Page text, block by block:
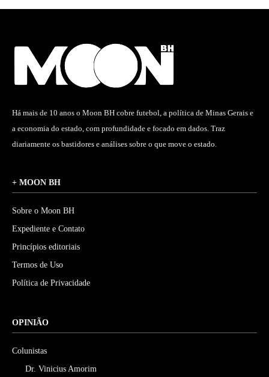
Há mais de 10 anos o Moon BH cobre futebol, a política de Minas Gerais e
a economia do estado, com profundidade e focado em dados. Traz
diariamente os bastidores e análises sobre o que move o estado.
+ MOON BH
Sobre o Moon BH
Expediente e Contato
Princípios editoriais
Termos de Uso
Política de Privacidade
OPINIÃO
Colunistas
Dr. Vinicius Amorim